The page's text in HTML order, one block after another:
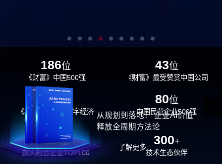
186位
《财富》中国500强
43位
《财富》最受赞赏中国公司
29位
《福布斯》中国数字经济
100强
80位
中国民营企业500强
26位
数实融合企业TOP100
300+
技术生态伙伴
从规划到落地！ 企业AI价值
释放全周期方法论
了解更多